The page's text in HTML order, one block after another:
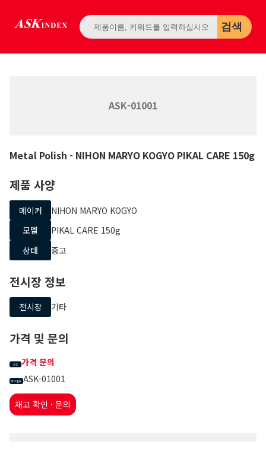
검색
ASK-01001
Metal Polish - NIHON MARYO KOGYO PIKAL CARE 150g
제품 사양
메이커
NIHON MARYO KOGYO
모델
PIKAL CARE 150g
상태
중고
전시장 정보
전시장 기타
가격 및 문의
가격 가격 문의
문의 번호 ASK-01001
재고 확인 · 문의